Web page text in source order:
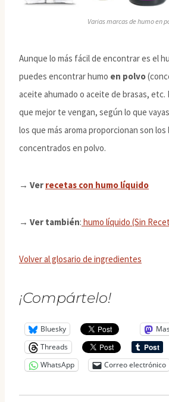
Varias marcas de humo en
Aunque lo más fácil de encontrar es el
puedes encontrar humo en polvo
aceite ahumado o aceite de brasas, etc.
que mejor te vengan, según lo que
los que más aroma proporcionan son los
concentrados en polvo.
→ Ver recetas con humo líquido
→ Ver también: humo líquido (Sin
Volver al glosario de ingredientes
¡Compártelo!
Bluesky
Threads
WhatsApp
Correo electrónico